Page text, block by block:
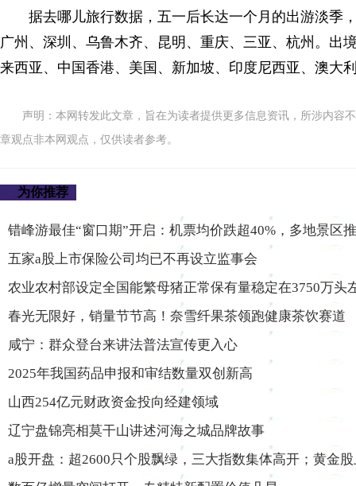
据去哪儿旅行数据，五一后长达一个月的出游淡季
广州、深圳、乌鲁木齐、昆明、重庆、三亚、杭州。出
来西亚、中国香港、美国、新加坡、印度尼西亚、澳大
声明：本网转发此文章，旨在为读者提供更多信息资讯，所涉内容
章观点非本网观点，仅供读者参考。
为你推荐
错峰游最佳“窗口期”开启：机票均价跌超40%，多地景区
五家a股上市保险公司均已不再设立监事会
农业农村部设定全国能繁母猪正常保有量稳定在3750万头
春光无限好，销量节节高！奈雪纤果茶领跑健康茶饮赛道
咸宁：群众登台来讲法普法宣传更入心
2025年我国药品申报和审结数量双创新高
山西254亿元财政资金投向经建领域
辽宁盘锦亮相莫干山讲述河海之城品牌故事
a股开盘：超2600只个股飘绿，三大指数集体高开；黄金